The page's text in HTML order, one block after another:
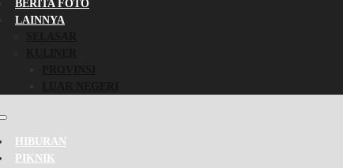
BERITA FOTO
LAINNYA
HIBURAN
PIKNIK